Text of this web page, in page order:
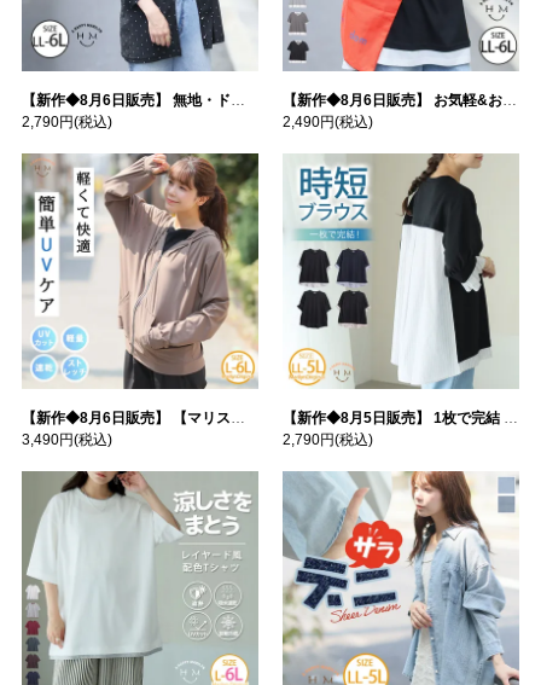
【新作◆8月6日販売】 無地・ドット柄から選べる 忍ばせ 活躍 シアー カーデ | 大きいサイズの通販ならハッピーマリリン
2,790円(税込)
【新作◆8月6日販売】 お気軽&お手軽 選べるデザイン 接触冷感 レイヤード風 コットン トップス | 大きいサイズの通販ならハッピーマリリン
2,490円(税込)
【新作◆8月6日販売】 【マリスポーツ】 運動初心者さんのための フード付き パーカー | 大きいサイズの通販ならハッピーマリリン
3,490円(税込)
【新作◆8月5日販売】 1枚で完結 袖口＆バック フハク使い トップス | 大きいサイズの通販ならハッピーマリリン
2,790円(税込)